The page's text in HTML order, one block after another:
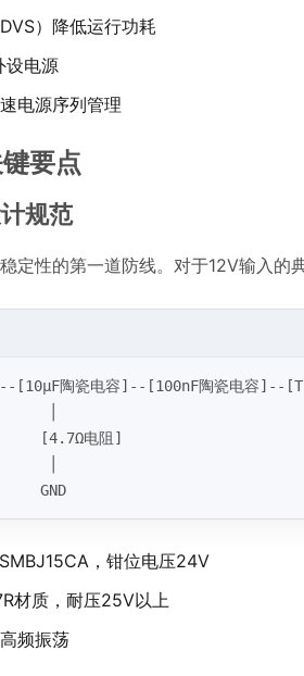
）降低运行功耗
设电源
电源序列管理
要点
规范
定性的第一道防线。对于12V输入的
[10μF陶瓷电容]--[100nF陶瓷电容]--
[4.7Ω电阻]
GND
，钳位电压24V
材质，耐压25V以上
频振荡